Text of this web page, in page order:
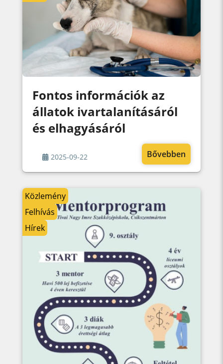
Fontos információk az
állatok ivartalanításáról
és elhagyásáról
2025-09-22 Bővebben
Közlemény
Felhívás
Hírek